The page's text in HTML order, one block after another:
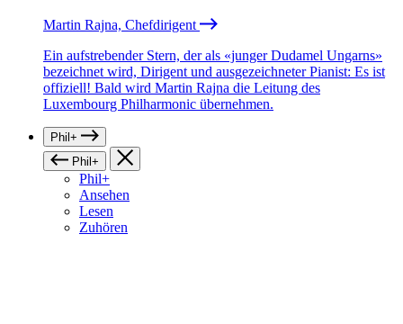
Martin Rajna, Chefdirigent
Ein aufstrebender Stern, der als «junger Dudamel Ungarns»
bezeichnet wird, Dirigent und ausgezeichneter Pianist: Es ist
offiziell! Bald wird Martin Rajna die Leitung des
Luxembourg Philharmonic übernehmen.
Phil+
Phil+
Phil+
Ansehen
Lesen
Zuhören